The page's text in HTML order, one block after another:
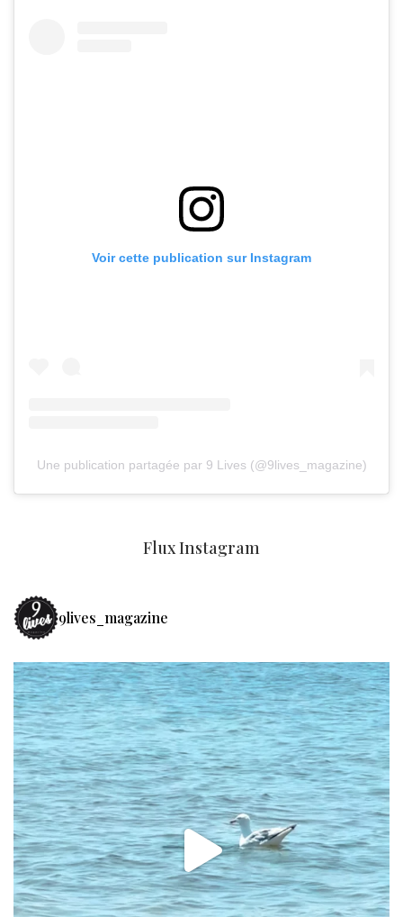
Voir cette publication sur Instagram
Une publication partagée par 9 Lives (@9lives_magazine)
Flux Instagram
9lives_magazine